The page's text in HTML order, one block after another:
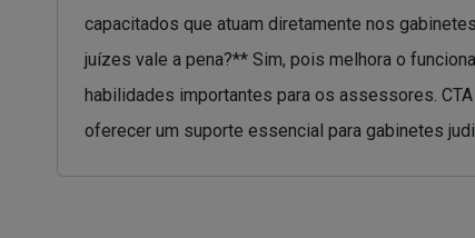
capacitados que atuam diretamente nos
juízes vale a pena?** Sim, pois melhora o
habilidades importantes para os assessores.
oferecer um suporte essencial para gabinetes